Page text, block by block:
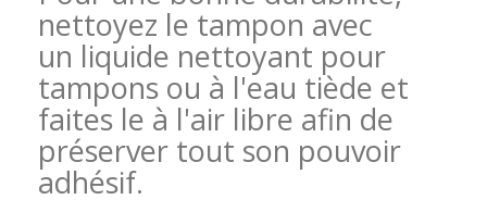
nettoyez le tampon avec
un liquide nettoyant pour
tampons ou à l'eau tiède et
faites le à l'air libre afin de
préserver tout son pouvoir
adhésif.